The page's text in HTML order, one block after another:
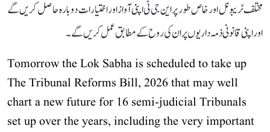
مختلف ٹریبونل اور خاص طور پر این جی ٹی اپنی آواز اور اختیارات دوبارہ حاصل کریں گے
اور اپنی قانونی ذمہ داریوں پر ان کی روح کے مطابق عمل کریں گے۔
Tomorrow the Lok Sabha is scheduled to take up
The Tribunal Reforms Bill, 2026 that may well
chart a new future for 16 semi-judicial Tribunals
set up over the years, including the very important